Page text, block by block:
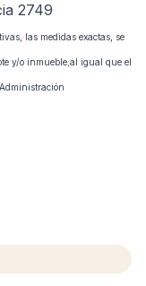
2749
las medidas exactas, se
y/o inmueble;al igual que el